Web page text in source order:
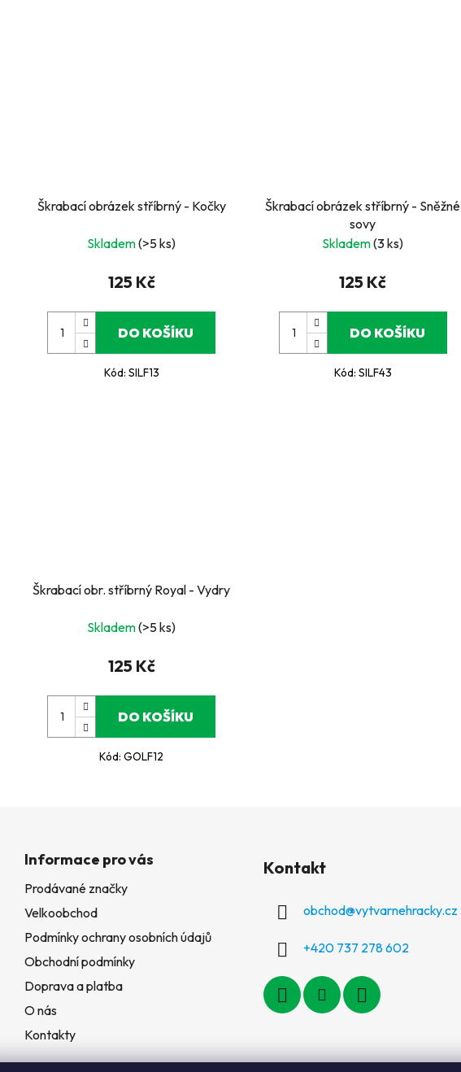
Škrabací obrázek stříbrný - Kočky
Skladem(>5 ks)
125 Kč
DO KOŠÍKU
Kód: SILF13
Škrabací obrázek stříbrný - Sněžné
sovy
Skladem(3 ks)
125 Kč
DO KOŠÍKU
Kód: SILF43
Škrabací obr. stříbrný Royal - Vydry
Skladem(>5 ks)
125 Kč
DO KOŠÍKU
Kód:GOLF12
Informace pro vás
Prodávané značky
Velkoobchod
Podmínky ochrany osobních údajů
Obchodní podmínky
Doprava a platba
O nás
Kontakty
Kontakt
obchod@vytvarnehracky.cz
+420 737 278 602